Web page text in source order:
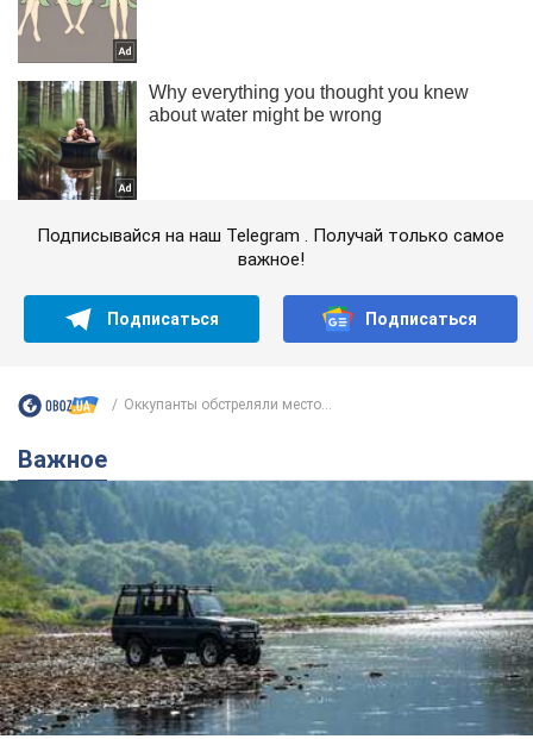
Подписывайся на наш Telegram . Получай только самое
важное!
Подписаться Подписаться
Оккупанты обстреляли место...
Важное